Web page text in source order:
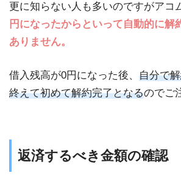
更に知らない人も多いのですがアコ
円になったからといって自動的に解
ありません。
借入残高が0円になった後、 自分で
終えて初めて解約完了となるのでご
返済するべき金額の確認